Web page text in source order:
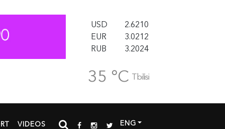
USD
2.6210
EUR
3.0212
RUB
3.2024
35 °C Tbilisi
VIDEOS ENG